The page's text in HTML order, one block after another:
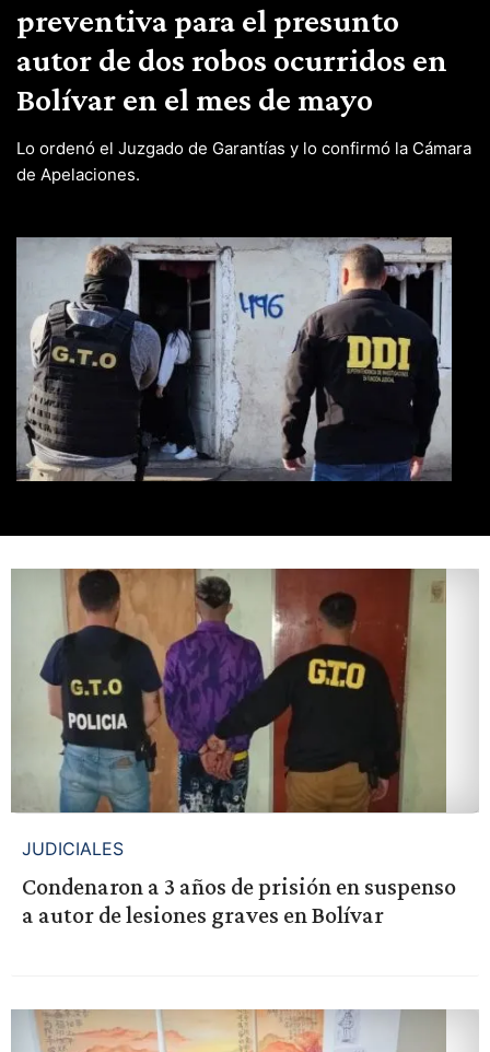
preventiva para el presunto
autor de dos robos ocurridos en
Bolívar en el mes de mayo
Lo ordenó el Juzgado de Garantías y lo confirmó la Cámara
de Apelaciones.
JUDICIALES
Condenaron a 3 años de prisión en suspenso
a autor de lesiones graves en Bolívar